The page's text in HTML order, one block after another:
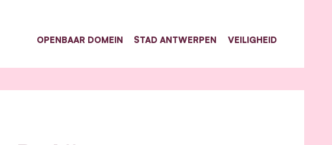
OPENBAAR DOMEIN STAD ANTWERPEN VEILIGHEID